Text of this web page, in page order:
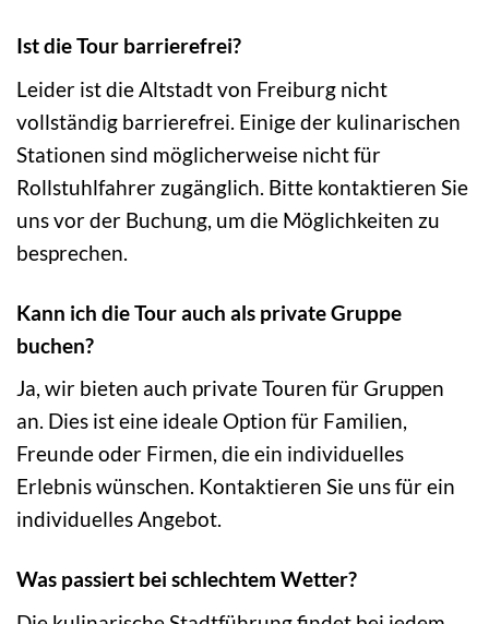
Ist die Tour barrierefrei?
Leider ist die Altstadt von Freiburg nicht
vollständig barrierefrei. Einige der kulinarischen
Stationen sind möglicherweise nicht für
Rollstuhlfahrer zugänglich. Bitte kontaktieren Sie
uns vor der Buchung, um die Möglichkeiten zu
besprechen.
Kann ich die Tour auch als private Gruppe
buchen?
Ja, wir bieten auch private Touren für Gruppen
an. Dies ist eine ideale Option für Familien,
Freunde oder Firmen, die ein individuelles
Erlebnis wünschen. Kontaktieren Sie uns für ein
individuelles Angebot.
Was passiert bei schlechtem Wetter?